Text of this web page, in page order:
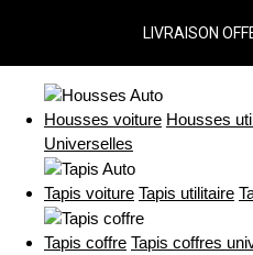
LIVRAISON
Housses voiture Housses
Universelles
Tapis voiture Tapis utilitaire
Tapis coffre Tapis coffres